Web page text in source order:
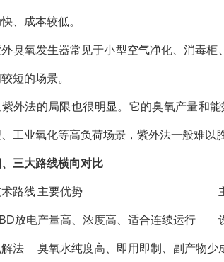
、成本较低。
臭氧发生器常见于小型空气净化、消毒
短的场景。
外法的局限也很明显。它的臭氧产量和
工业氧化等高负荷场景，紫外法一般难以
、三大路线横向对比
路线 主要优势
放电产量高、浓度高、适合连续运行
法 臭氧水纯度高、即用即制、副产物少